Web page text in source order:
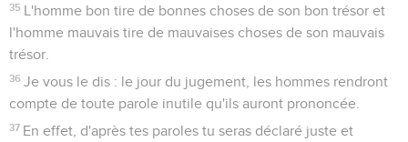
35 L'homme bon tire de bonnes choses de son bon trésor et
l'homme mauvais tire de mauvaises choses de son mauvais
trésor.
36 Je vous le dis : le jour du jugement, les hommes rendront
compte de toute parole inutile qu'ils auront prononcée.
37 En effet, d'après tes paroles tu seras déclaré juste et